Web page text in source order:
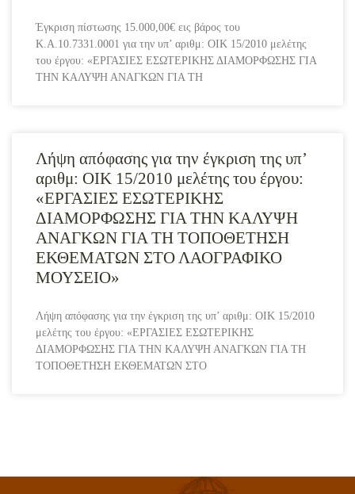
Έγκριση πίστωσης 15.000,00€ εις βάρος του
Κ.Α.10.7331.0001 για την υπ’ αριθμ: ΟΙΚ 15/2010 μελέτης
του έργου: «ΕΡΓΑΣΙΕΣ ΕΣΩΤΕΡΙΚΗΣ ΔΙΑΜΟΡΦΩΣΗΣ ΓΙΑ
ΤΗΝ ΚΑΛΥΨΗ ΑΝΑΓΚΩΝ ΓΙΑ ΤΗ
Λήψη απόφασης για την έγκριση της υπ’
αριθμ: ΟΙΚ 15/2010 μελέτης του έργου:
«ΕΡΓΑΣΙΕΣ ΕΣΩΤΕΡΙΚΗΣ
ΔΙΑΜΟΡΦΩΣΗΣ ΓΙΑ ΤΗΝ ΚΑΛΥΨΗ
ΑΝΑΓΚΩΝ ΓΙΑ ΤΗ ΤΟΠΟΘΕΤΗΣΗ
ΕΚΘΕΜΑΤΩΝ ΣΤΟ ΛΑΟΓΡΑΦΙΚΟ
ΜΟΥΣΕΙΟ»
Λήψη απόφασης για την έγκριση της υπ’ αριθμ: ΟΙΚ 15/2010
μελέτης του έργου: «ΕΡΓΑΣΙΕΣ ΕΣΩΤΕΡΙΚΗΣ
ΔΙΑΜΟΡΦΩΣΗΣ ΓΙΑ ΤΗΝ ΚΑΛΥΨΗ ΑΝΑΓΚΩΝ ΓΙΑ ΤΗ
ΤΟΠΟΘΕΤΗΣΗ ΕΚΘΕΜΑΤΩΝ ΣΤΟ